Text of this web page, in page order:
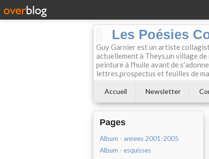
Les Poésies
Guy Garnier est un artiste
actuellement à Theys,un village
peinture à l'huile avant de
lettres,prospectus et feuilles de
Accueil Newsletter
Pages
Album - annees 2001-2005
Album - esquisses